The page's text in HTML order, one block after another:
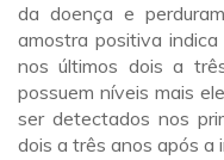
da doença e
amostra positiva
nos últimos dois a
possuem níveis mais
ser detectados nos
dois a três anos após a